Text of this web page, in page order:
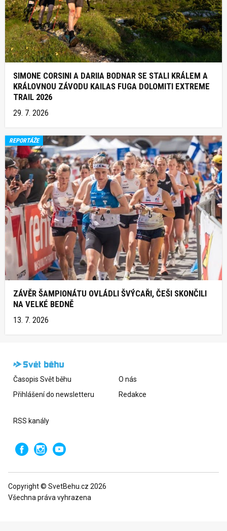
SIMONE CORSINI A DARIIA BODNAR SE STALI KRÁLEM A
KRÁLOVNOU ZÁVODU KAILAS FUGA DOLOMITI EXTREME
TRAIL 2026
29. 7. 2026
REPORTÁŽE
ZÁVĚR ŠAMPIONÁTU OVLÁDLI ŠVÝCAŘI, ČEŠI SKONČILI
NA VELKÉ BEDNĚ
13. 7. 2026
Časopis Svět běhu
Přihlášení do newsletteru
O nás
Redakce
RSS kanály
Copyright © SvetBehu.cz 2026
Všechna práva vyhrazena